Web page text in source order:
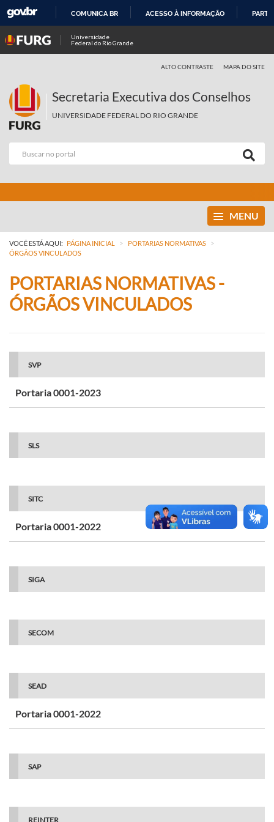
COMUNICA BR ACESSO À INFORMAÇÃO
Universidade
Federal do Rio Grande
ALTO CONTRASTE MAPA DO SITE
Secretaria Executiva dos Conselhos
UNIVERSIDADE FEDERAL DO RIO GRANDE
MENU
VOCÊ ESTÁ AQUI: PÁGINA INICIAL > PORTARIAS NORMATIVAS >
ÓRGÃOS VINCULADOS
PORTARIAS NORMATIVAS -
ÓRGÃOS VINCULADOS
SVP
Portaria 0001-2023
SLS
SITC
Portaria 0001-2022
SIGA
SECOM
SEAD
Portaria 0001-2022
SAP
REINTER